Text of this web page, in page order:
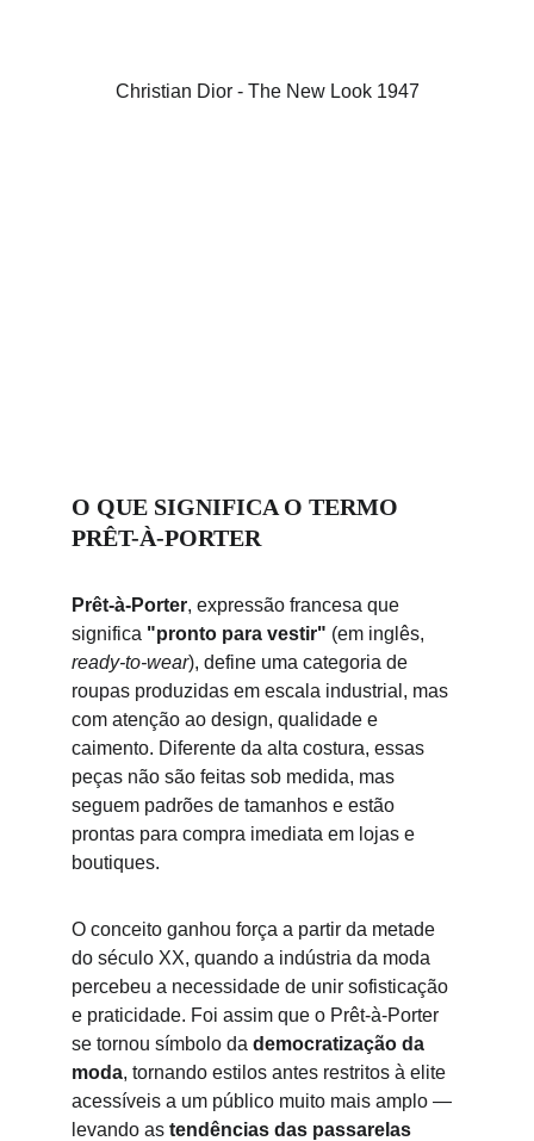
O QUE SIGNIFICA O TERMO
PRÊT-À-PORTER
Prêt-à-Porter, expressão francesa que
significa "pronto para vestir" (em inglês,
ready-to-wear), define uma categoria de
roupas produzidas em escala industrial, mas
com atenção ao design, qualidade e
caimento. Diferente da alta costura, essas
peças não são feitas sob medida, mas
seguem padrões de tamanhos e estão
prontas para compra imediata em lojas e
boutiques.
O conceito ganhou força a partir da metade
do século XX, quando a indústria da moda
percebeu a necessidade de unir sofisticação
e praticidade. Foi assim que o Prêt-à-Porter
se tornou símbolo da democratização da
moda, tornando estilos antes restritos à elite
acessíveis a um público muito mais amplo —
levando as tendências das passarelas
Christian Dior - The New Look 1947